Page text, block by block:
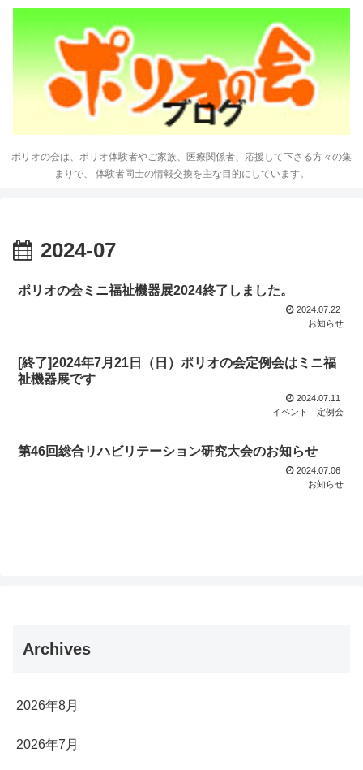
ポリオの会は、ポリオ体験者やご家族、医療関係者、応援して下さる方々の集
まりで、 体験者同士の情報交換を主な目的にしています。
2024-07
ポリオの会ミニ福祉機器展2024終了しました。
2024.07.22
お知らせ
[終了]2024年7月21日（日）ポリオの会定例会はミニ福
祉機器展です
2024.07.11
イベント
定例会
第46回総合リハビリテーション研究大会のお知らせ
2024.07.06
お知らせ
Archives
2026年8月
2026年7月